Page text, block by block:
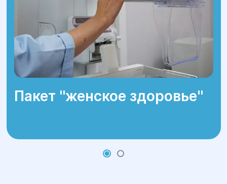
Пакет ''женское здоровье''